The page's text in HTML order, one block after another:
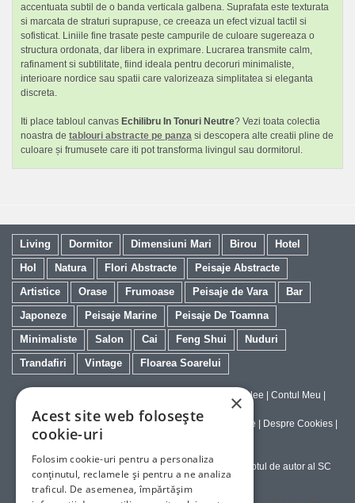
accentuata subtil de o banda verticala galbena. Suprafata este texturata
si marcata de straturi suprapuse, ce creeaza un efect vizual tactil si
sofisticat. Liniile fine trasate peste campurile de culoare sugereaza o
structura ordonata, dar libera in exprimare. Lucrarea transmite calm,
rafinament si subtilitate, fiind ideala pentru decoruri minimaliste,
interioare nordice sau spatii care valorizeaza simplitatea si eleganta
discreta.
Iti place tabloul canvas Echilibru In Tonuri Neutre? Vezi toata colectia
noastra de tablouri abstracte pe panza si descopera alte creatii pline de
culoare și frumusete care iti pot transforma livingul sau dormitorul.
Living Dormitor Dimensiuni Mari Birou
Hotel
Hol
Natura Flori Abstracte
Peisaje Abstracte
Artistice
Orase Frumoase Peisaje de Vara
Bar
Japoneze
Peisaje Marine
Peisaje De Toamna
Minimaliste
Salon Cai Feng Shui
Nuduri
Trandafiri
Vintage Floarea Soarelui
Calitatea Tablourilor Giclee Contul Meu
Tablouri la Comanda
Politica de Livrare si Retur| Politica de Confidentialitate Despre Cookies
Copyright © 2023-2026 - Textele şi imaginile sub dreptul de autor al SC
ArtInvest SRL
×
Acest site web folosește
cookie-uri
Folosim cookie-uri pentru a personaliza
conținutul, reclamele și pentru a ne analiza
traficul. De asemenea, împărtășim